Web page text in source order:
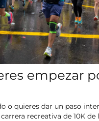
empezar
o quieres dar un paso
carrera recreativa de 10K